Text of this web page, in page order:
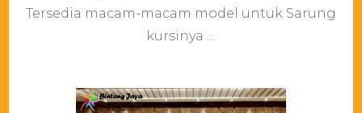
Tersedia macam-macam model untuk Sarung
kursinya …